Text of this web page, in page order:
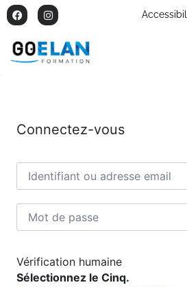
Connectez-vous
Vérification humaine
Sélectionnez le Cinq.